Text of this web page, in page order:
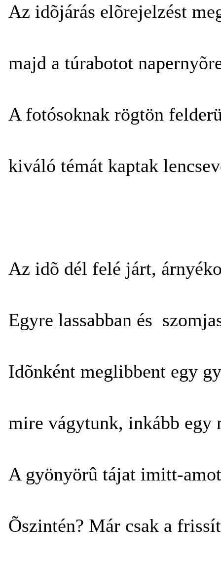
Az idõjárás elõrejelzést
majd a túrabotot
A fotósoknak rögtön
kiváló témát kaptak
Az idõ dél felé járt,
Egyre lassabban és
Idõnként meglibbent egy
mire vágytunk, inkább egy
A gyönyörû tájat imitt-
Õszintén? Már csak a